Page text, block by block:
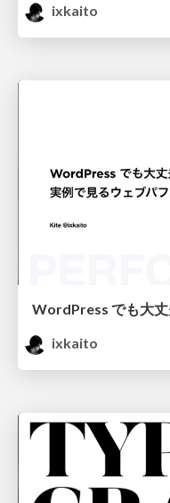
ixkaito
ixkaito